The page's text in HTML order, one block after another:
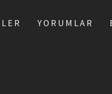
YORUMLAR